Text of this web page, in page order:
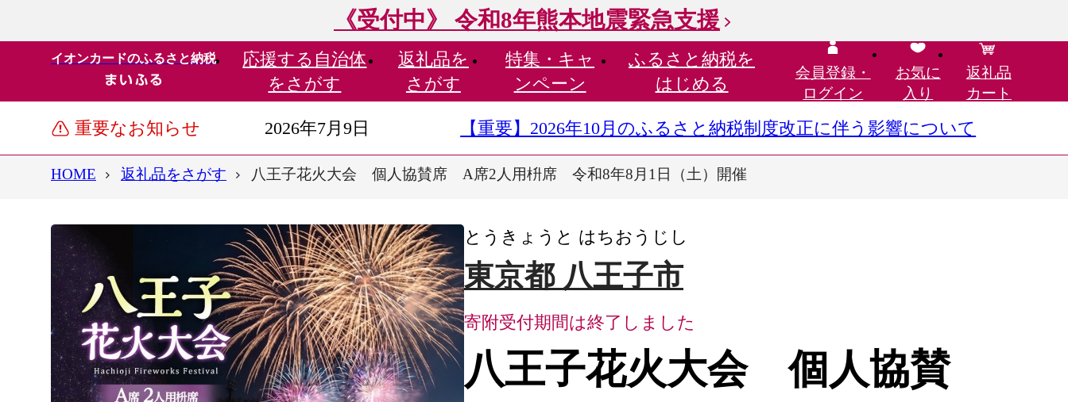
《受付中》 令和8年熊本地震緊急支援
イオンカードのふるさと納税 応援する 自治体
をさがす
返礼品を
さがす
特集・ キャ
ンペーン
ふるさと納税を
はじめる
会員登録・
ログイン
お気に
入り
返礼品
カート
重要なお知らせ 2026年7月9日 【重要】2026年10月のふるさと納税制度改正に伴う影響について
HOME 返礼品をさがす 八王子花火大会 個人協賛席 A席2人用枡席 令和8年8月1日（土）開催
とうきょうと はちおうじし
東京都 八王子市
寄附受付期間は終了しました
八王子花火大会 個人協賛